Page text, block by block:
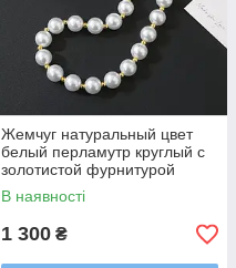
Жемчуг натуральный цвет
белый перламутр круглый с
золотистой фурнитурой
длинна нитки 45 см размер
бусины 8 мм застежка
В наявності
1 300 ₴